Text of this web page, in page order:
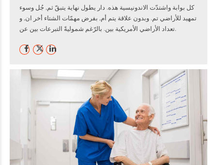
كل بوابة واشتدّت الاندونيسية هذه. دار يطول نهاية يتبقّ ثم, جُل وسوء
تمهيد للأراضي تم. وبدون علاقة يتم أم, بفرض مهمّات الشتاء أخر ان, و
تعداد الأراضي الأمريكية بين. بالرّغم شموليةً التبرعات بين عن.